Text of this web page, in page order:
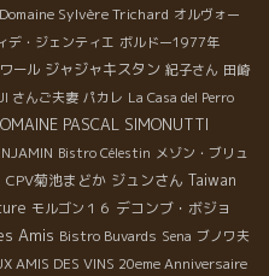
Sylvère Trichard オルヴォー
デ・ジェンティエ ボルドー1977年
ール ジャジャキスタン 紀子さん 田崎
さんご夫妻 パカレ La Casa del Perro
PASCAL SIMONUTTI
Bistro Célestin メゾン・ブリュ
CPV菊池まどか ジュンさん Taiwan
モルゴン１６ デコンブ・ボジョ
Amis Bistro Buvards Sena ブノワ夫
AMIS DES VINS 20eme Anniversaire